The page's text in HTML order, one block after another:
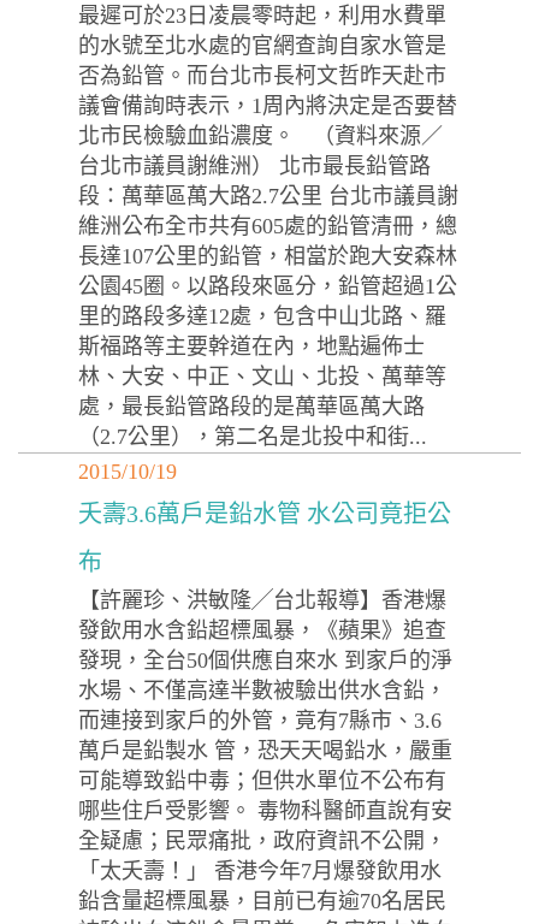
最遲可於23日凌晨零時起，利用水費單
的水號至北水處的官網查詢自家水管是
否為鉛管。而台北市長柯文哲昨天赴市
議會備詢時表示，1周內將決定是否要替
北市民檢驗血鉛濃度。 （資料來源／
台北市議員謝維洲） 北市最長鉛管路
段：萬華區萬大路2.7公里 台北市議員謝
維洲公布全市共有605處的鉛管清冊，總
長達107公里的鉛管，相當於跑大安森林
公園45圈。以路段來區分，鉛管超過1公
里的路段多達12處，包含中山北路、羅
斯福路等主要幹道在內，地點遍佈士
林、大安、中正、文山、北投、萬華等
處，最長鉛管路段的是萬華區萬大路
（2.7公里），第二名是北投中和街...
2015/10/19
夭壽3.6萬戶是鉛水管 水公司竟拒公
布
【許麗珍、洪敏隆╱台北報導】香港爆
發飲用水含鉛超標風暴，《蘋果》追查
發現，全台50個供應自來水 到家戶的淨
水場、不僅高達半數被驗出供水含鉛，
而連接到家戶的外管，竟有7縣市、3.6
萬戶是鉛製水 管，恐天天喝鉛水，嚴重
可能導致鉛中毒；但供水單位不公布有
哪些住戶受影響。 毒物科醫師直說有安
全疑慮；民眾痛批，政府資訊不公開，
「太夭壽！」 香港今年7月爆發飲用水
鉛含量超標風暴，目前已有逾70名居民